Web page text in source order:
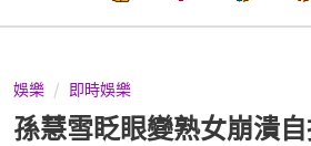
娛樂 即時娛樂
孫慧雪眨眼變熟女崩潰